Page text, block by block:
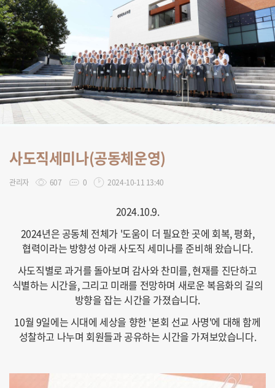
사도직세미나(공동체운영)
관리자 607 0 2024-10-11 13:40
2024.10.9.
2024년은 공동체 전체가 '도움이 더 필요한 곳에 회복, 평화,
협력이라는 방향성 아래 사도직 세미나를 준비해 왔습니다.
사도직별로 과거를 돌아보며 감사와 찬미를, 현재를 진단하고
식별하는 시간을, 그리고 미래를 전망하며 새로운 복음화의 길의
방향을 잡는 시간을 가졌습니다.
10월 9일에는 시대에 세상을 향한 '본회 선교 사명'에 대해 함께
성찰하고 나누며 회원들과 공유하는 시간을 가져보았습니다.